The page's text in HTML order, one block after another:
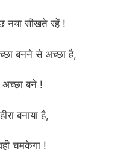
नया सीखते रहें !
बनने से अच्छा है,
बने !
बनाया है,
चमकेगा !